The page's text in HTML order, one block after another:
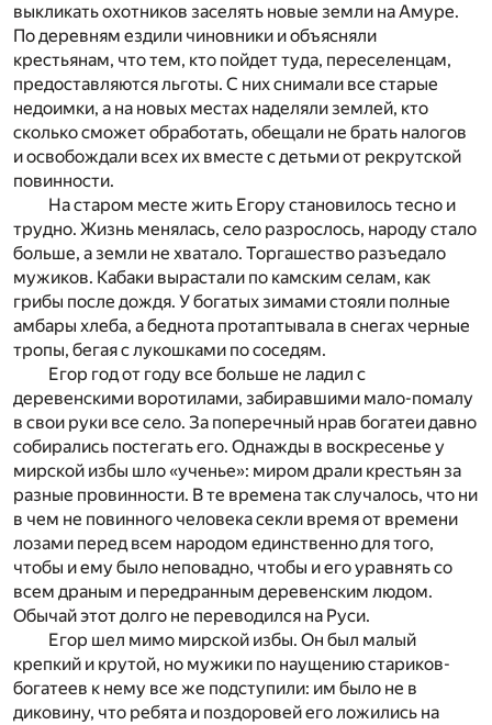
выкликать охотников заселять новые земли на Амуре.
По деревням ездили чиновники и объясняли
крестьянам, что тем, кто пойдет туда, переселенцам,
предоставляются льготы. С них снимали все старые
недоимки, а на новых местах наделяли землей, кто
сколько сможет обработать, обещали не брать налогов
и освобождали всех их вместе с детьми от рекрутской
повинности.
На старом месте жить Егору становилось тесно и
трудно. Жизнь менялась, село разрослось, народу стало
больше, а земли не хватало. Торгашество разъедало
мужиков. Кабаки вырастали по камским селам, как
грибы после дождя. У богатых зимами стояли полные
амбары хлеба, а беднота протаптывала в снегах черные
тропы, бегая с лукошками по соседям.
Егор год от году все больше не ладил с
деревенскими воротилами, забиравшими мало-помалу
в свои руки все село. За поперечный нрав богатеи давно
собирались постегать его. Однажды в воскресенье у
мирской избы шло «ученье»: миром драли крестьян за
разные провинности. В те времена так случалось, что ни
в чем не повинного человека секли время от времени
лозами перед всем народом единственно для того,
чтобы и ему было неповадно, чтобы и его уравнять со
всем драным и передранным деревенским людом.
Обычай этот долго не переводился на Руси.
Егор шел мимо мирской избы. Он был малый
крепкий и крутой, но мужики по наущению стариков-
богатеев к нему все же подступили: им было не в
диковину, что ребята и поздоровей его ложились на